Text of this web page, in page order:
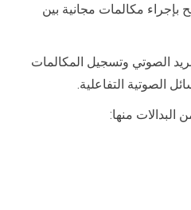
بإجراء مكالمات مجانية بين
الصوتي وتسجيل المكالمات
الصوتية التفاعلية.
البدالات منها: